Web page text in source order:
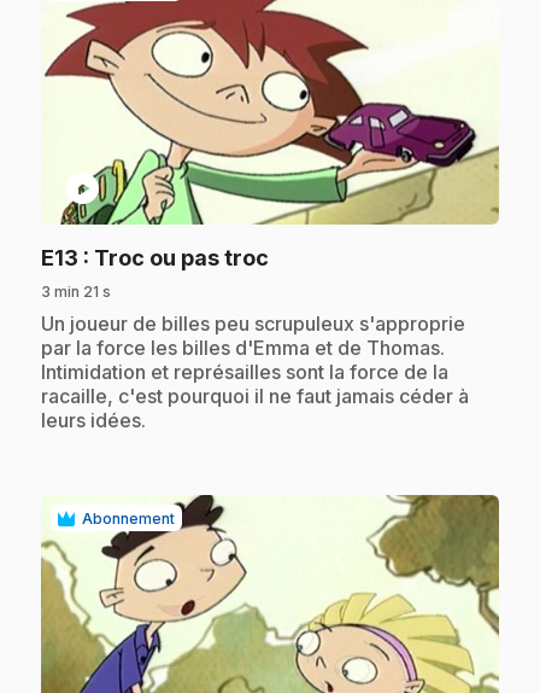
play_circle
E13 : Troc ou pas troc
3 min 21 s
.Un joueur de billes peu scrupuleux s'approprie
par la force les billes d'Emma et de Thomas.
Intimidation et représailles sont la force de la
racaille, c'est pourquoi il ne faut jamais céder à
leurs idées.
Abonnement